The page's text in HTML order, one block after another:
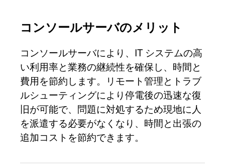
コンソールサーバのメリット
コンソールサーバにより、IT システムの高
い利用率と業務の継続性を確保し、時間と
費用を節約します。リモート管理とトラブ
ルシューティングにより停電後の迅速な復
旧が可能で、問題に対処するため現地に人
を派遣する必要がなくなり、時間と出張の
追加コストを節約できます。